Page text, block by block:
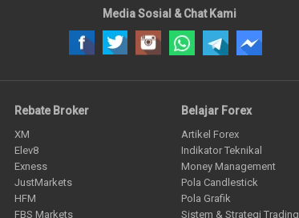
Media Sosial & Chat Kami
Rebate Broker
XM
Elev8
Exness
JustMarkets
HFM
FBS Markets
Belajar Forex
Artikel Forex
Indikator Teknikal
Money Management
Pola Candlestick
Pola Grafik
Sistem & Strategi Trading